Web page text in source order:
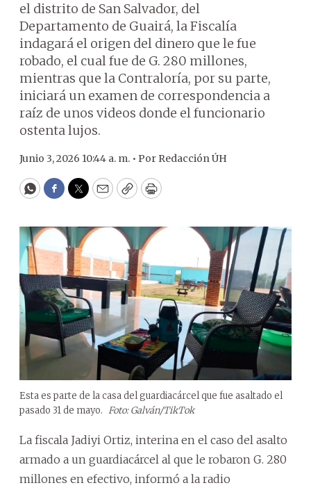
el distrito de San Salvador, del
Departamento de Guairá, la Fiscalía
indagará el origen del dinero que le fue
robado, el cual fue de G. 280 millones,
mientras que la Contraloría, por su parte,
iniciará un examen de correspondencia a
raíz de unos videos donde el funcionario
ostenta lujos.
Junio 3, 2026 10:44 a. m. • Por Redacción ÚH
WhatsApp
Facebook
Twitter
EmailCopyPrint
Esta es parte de la casa del guardiacárcel que fue asaltado el
pasado 31 de mayo. Foto: Galván/TikTok
La fiscala Jadiyi Ortiz, interina en el caso del asalto
armado a un guardiacárcel al que le robaron G. 280
millones en efectivo, informó a la radio